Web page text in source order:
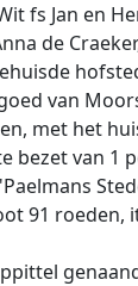
fs Jan en
de
van
met het
bezet van
91